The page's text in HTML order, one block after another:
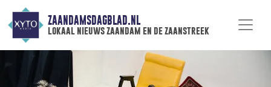
ZAANDAMSDAGBLAD.NL
lokaal nieuws zaandam en de zaanstreek